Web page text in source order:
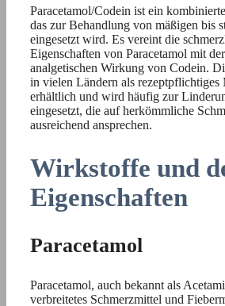
Paracetamol/Codein ist ein
das zur Behandlung von mäßigen bis
eingesetzt wird. Es vereint die
Eigenschaften von Paracetamol mit
analgetischen Wirkung von Codein.
in vielen Ländern als rezeptpflichtiges
erhältlich und wird häufig zur
eingesetzt, die auf herkömmliche
ausreichend ansprechen.
Wirkstoffe und
Eigenschaften
Paracetamol
Paracetamol, auch bekannt als
verbreitetes Schmerzmittel und